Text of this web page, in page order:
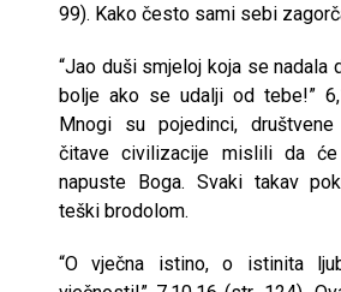
99). Kako često sami sebi
“Jao duši smjeloj koja se nadala
bolje ako se udalji od tebe!”
Mnogi su pojedinci,
čitave civilizacije mislili da
napuste Boga. Svaki takav
teški brodolom.
“O vječna istino, o istinita